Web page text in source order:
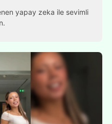
yapay zeka ile sevimli